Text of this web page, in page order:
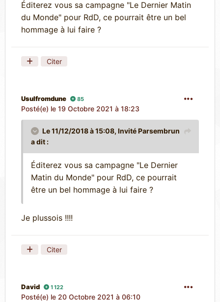
Éditerez vous sa campagne "Le Dernier Matin
du Monde" pour RdD, ce pourrait être un bel
hommage à lui faire ?
Citer
Usulfromdune 85
Posté(e) le 19 Octobre 2021 à 18:23
Le 11/12/2018 à 15:08, Invité Parsembrun
a dit :
Éditerez vous sa campagne "Le Dernier
Matin du Monde" pour RdD, ce pourrait
être un bel hommage à lui faire ?
Je plussois !!!!
Citer
David 1 122
Posté(e) le 20 Octobre 2021 à 06:10